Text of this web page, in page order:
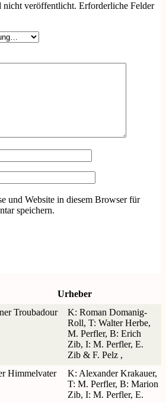
veröffentlicht. Erforderliche Felder
und Website in diesem Browser für
speichern.
Urheber
Troubadour
K: Roman Domanig-
Roll, T: Walter Herbe,
M. Perfler, B: Erich
Zib, I: M. Perfler, E.
Zib & F. Pelz ,
Himmelvater
K: Alexander Krakauer,
T: M. Perfler, B: Marion
Zib, I: M. Perfler, E.